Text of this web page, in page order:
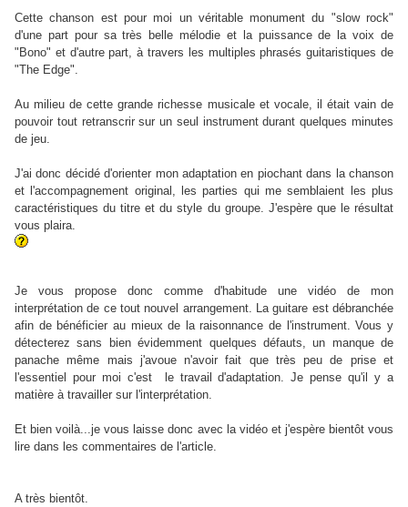
Cette chanson est pour moi un véritable monument du "slow rock"
d'une part pour sa très belle mélodie et la puissance de la voix de
"Bono" et d'autre part, à travers les multiples phrasés guitaristiques de
"The Edge".
Au milieu de cette grande richesse musicale et vocale, il était vain de
pouvoir tout retranscrir sur un seul instrument durant quelques minutes
de jeu.
J'ai donc décidé d'orienter mon adaptation en piochant dans la chanson
et l'accompagnement original, les parties qui me semblaient les plus
caractéristiques du titre et du style du groupe. J'espère que le résultat
vous plaira.
Je vous propose donc comme d'habitude une vidéo de mon
interprétation de ce tout nouvel arrangement. La guitare est débranchée
afin de bénéficier au mieux de la raisonnance de l'instrument. Vous y
détecterez sans bien évidemment quelques défauts, un manque de
panache même mais j'avoue n'avoir fait que très peu de prise et
l'essentiel pour moi c'est le travail d'adaptation. Je pense qu'il y a
matière à travailler sur l'interprétation.
Et bien voilà...je vous laisse donc avec la vidéo et j'espère bientôt vous
lire dans les commentaires de l'article.
A très bientôt.